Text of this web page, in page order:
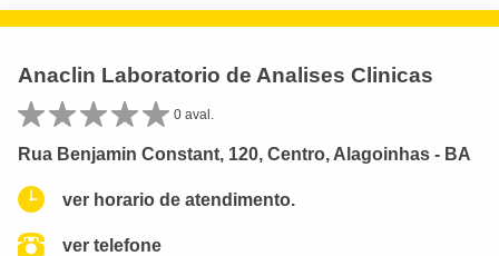
Anaclin Laboratorio de Analises Clinicas
0 aval.
Rua Benjamin Constant, 120, Centro, Alagoinhas - BA
ver horario de atendimento.
ver telefone